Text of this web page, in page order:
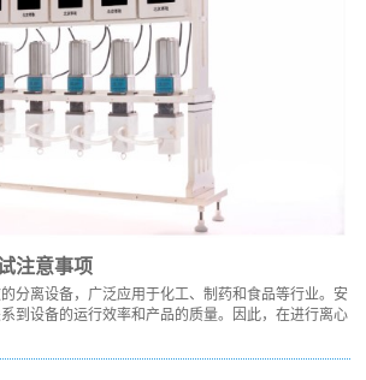
注意事项
分离设备，广泛应用于化工、制药和食品等行业。安
到设备的运行效率和产品的质量。因此，在进行离心